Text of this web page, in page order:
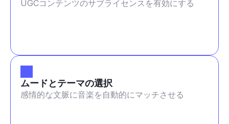
UGCコンテンツのサブライセンスを有効にする
ムードとテーマの選択
感情的な文脈に音楽を自動的にマッチさせる